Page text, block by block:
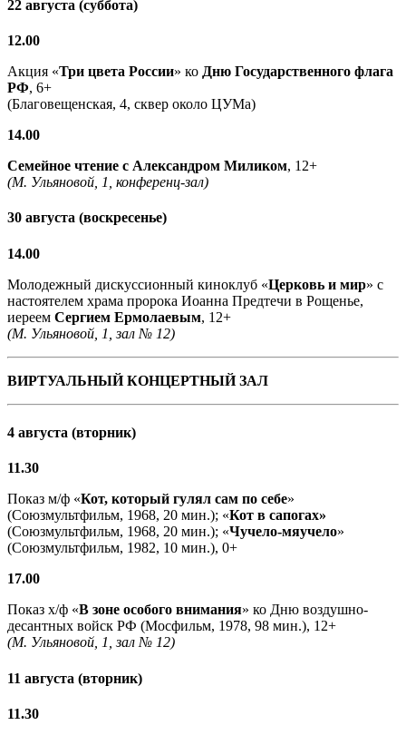
22 августа (суббота)
12.00
Акция «Три цвета России» ко Дню Государственного флага
РФ, 6+
(Благовещенская, 4, сквер около ЦУМа)
14.00
Семейное чтение с Александром Миликом, 12+
(М. Ульяновой, 1, конференц-зал)
30 августа (воскресенье)
14.00
Молодежный дискуссионный киноклуб «Церковь и мир» с
настоятелем храма пророка Иоанна Предтечи в Рощенье,
иереем Сергием Ермолаевым, 12+
(М. Ульяновой, 1, зал № 12)
ВИРТУАЛЬНЫЙ КОНЦЕРТНЫЙ ЗАЛ
4 августа (вторник)
11.30
Показ м/ф «Кот, который гулял сам по себе»
(Союзмультфильм, 1968, 20 мин.); «Кот в сапогах»
(Союзмультфильм, 1968, 20 мин.); «Чучело-мяучело»
(Союзмультфильм, 1982, 10 мин.), 0+
17.00
Показ х/ф «В зоне особого внимания» ко Дню воздушно-
десантных войск РФ (Мосфильм, 1978, 98 мин.), 12+
(М. Ульяновой, 1, зал № 12)
11 августа (вторник)
11.30